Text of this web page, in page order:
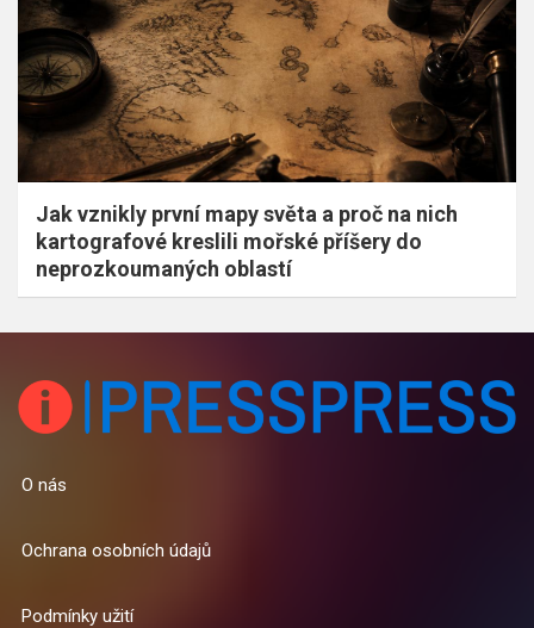
Jak vznikly první mapy světa a proč na nich
kartografové kreslili mořské příšery do
neprozkoumaných oblastí
O nás
Ochrana osobních údajů
Podmínky užití